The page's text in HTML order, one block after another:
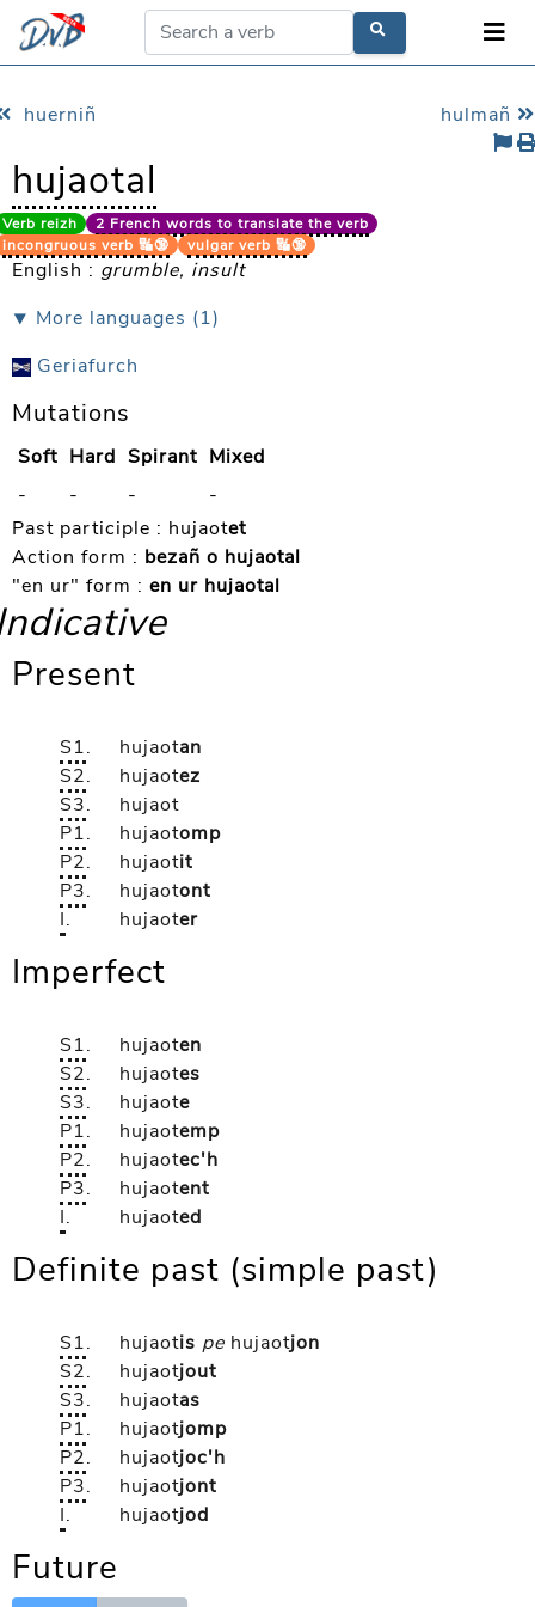
huerniñ hulmañ
hujaotal
Verb reizh
2 French words to translate the verb
incongruous verb 🔣🔞
vulgar verb 🔣🔞
English : grumble, insult
⯆ More languages (1)
Geriafurch
Mutations
Soft Hard Spirant Mixed
-
- -
-
Past participle : hujaotet
Action form : bezañ o hujaotal
"en ur" form : en ur hujaotal
Present
S1. hujaotan
S2. hujaotez
S3.
hujaot
P1. hujaotomp
P2. hujaotit
P3. hujaotont
I. hujaoter
Imperfect
S1. hujaoten
S2. hujaotes
S3. hujaote
P1. hujaotemp
P2. hujaotec'h
P3. hujaotent
I. hujaoted
Definite past (simple past)
S1. hujaotis pe hujaotjon
S2. hujaotjout
S3. hujaotas
P1. hujaotjomp
P2. hujaotjoc'h
P3. hujaotjont
I. hujaotjod
Future